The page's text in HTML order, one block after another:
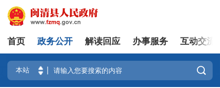
登录
首页 政务公开 解读回应 办事服务 互动交流
